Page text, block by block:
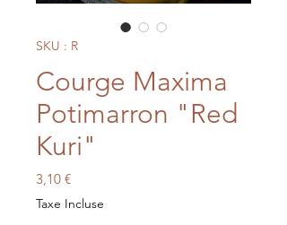
SKU : R
Courge Maxima
Potimarron "Red
Kuri"
3,10 €Prix
Taxe Incluse